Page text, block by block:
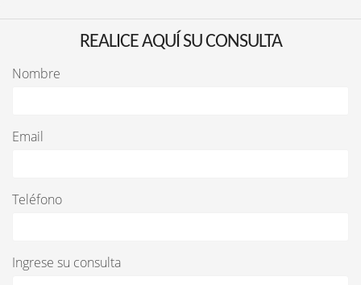
REALICE AQUÍ SU CONSULTA
Nombre
Email
Teléfono
Ingrese su consulta